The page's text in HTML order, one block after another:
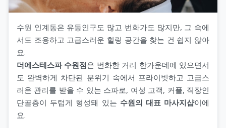
수원 인계동은 유동인구도 많고 번화가도 많지만, 그 속에
서도 조용하고 고급스러운 힐링 공간을 찾는 건 쉽지 않아
요.
더에스테스파 수원점은 번화한 거리 한가운데에 있으면서
도 완벽하게 차단된 분위기 속에서 프라이빗하고 고급스
러운 관리를 받을 수 있는 스파로, 여성 고객, 커플, 직장인
단골층이 두텁게 형성돼 있는 수원의 대표 마사지샵이에
요.